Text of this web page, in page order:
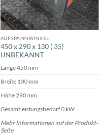
AUFSPANNWINKEL
450 x 290 x 130 ( 35)
UNBEKANNT
Länge 450 mm
Breite 130 mm
Höhe 290 mm
Gesamtleistungsbedarf 0 kW
Mehr Informationen auf der Produkt-
Seite